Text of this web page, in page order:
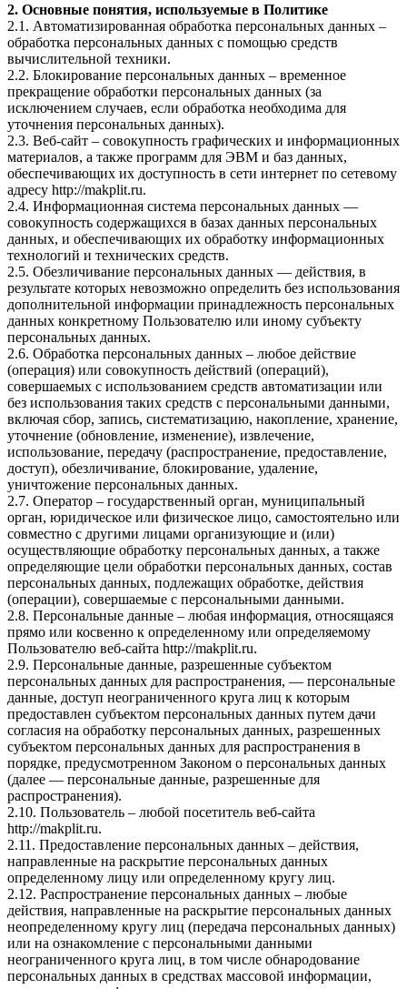
2. Основные понятия, используемые в Политике
2.1. Автоматизированная обработка персональных данных –
обработка персональных данных с помощью средств
вычислительной техники.
2.2. Блокирование персональных данных – временное
прекращение обработки персональных данных (за
исключением случаев, если обработка необходима для
уточнения персональных данных).
2.3. Веб-сайт – совокупность графических и информационных
материалов, а также программ для ЭВМ и баз данных,
обеспечивающих их доступность в сети интернет по сетевому
адресу http://makplit.ru.
2.4. Информационная система персональных данных —
совокупность содержащихся в базах данных персональных
данных, и обеспечивающих их обработку информационных
технологий и технических средств.
2.5. Обезличивание персональных данных — действия, в
результате которых невозможно определить без использования
дополнительной информации принадлежность персональных
данных конкретному Пользователю или иному субъекту
персональных данных.
2.6. Обработка персональных данных – любое действие
(операция) или совокупность действий (операций),
совершаемых с использованием средств автоматизации или
без использования таких средств с персональными данными,
включая сбор, запись, систематизацию, накопление, хранение,
уточнение (обновление, изменение), извлечение,
использование, передачу (распространение, предоставление,
доступ), обезличивание, блокирование, удаление,
уничтожение персональных данных.
2.7. Оператор – государственный орган, муниципальный
орган, юридическое или физическое лицо, самостоятельно или
совместно с другими лицами организующие и (или)
осуществляющие обработку персональных данных, а также
определяющие цели обработки персональных данных, состав
персональных данных, подлежащих обработке, действия
(операции), совершаемые с персональными данными.
2.8. Персональные данные – любая информация, относящаяся
прямо или косвенно к определенному или определяемому
Пользователю веб-сайта http://makplit.ru.
2.9. Персональные данные, разрешенные субъектом
персональных данных для распространения, — персональные
данные, доступ неограниченного круга лиц к которым
предоставлен субъектом персональных данных путем дачи
согласия на обработку персональных данных, разрешенных
субъектом персональных данных для распространения в
порядке, предусмотренном Законом о персональных данных
(далее — персональные данные, разрешенные для
распространения).
2.10. Пользователь – любой посетитель веб-сайта
http://makplit.ru.
2.11. Предоставление персональных данных – действия,
направленные на раскрытие персональных данных
определенному лицу или определенному кругу лиц.
2.12. Распространение персональных данных – любые
действия, направленные на раскрытие персональных данных
неопределенному кругу лиц (передача персональных данных)
или на ознакомление с персональными данными
неограниченного круга лиц, в том числе обнародование
персональных данных в средствах массовой информации,